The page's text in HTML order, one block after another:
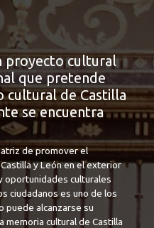
proyecto cultural
que pretende
cultural de Castilla
se encuentra
de promover el
y León en el exterior
oportunidades culturales
ciudadanos es uno de los
puede alcanzarse su
memoria cultural de Castilla